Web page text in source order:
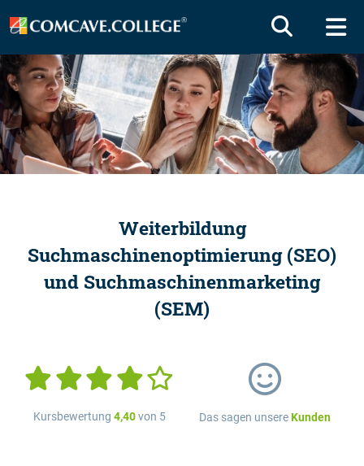
Weiterbildung
Suchmaschinenoptimierung (SEO)
und Suchmaschinenmarketing
(SEM)
Kursbewertung 4,40von 5 Das sagen unsereKunden